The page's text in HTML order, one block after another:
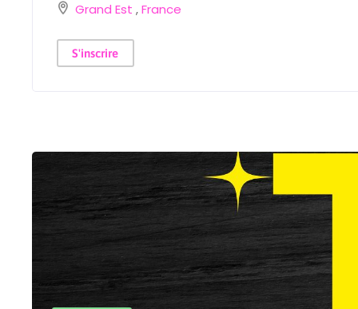
Grand Est ,France
S'inscrire